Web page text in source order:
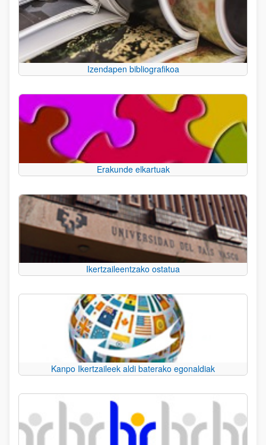
Izendapen bibliografikoa
Erakunde elkartuak
Ikertzaileentzako ostatua
Kanpo Ikertzaileek aldi baterako egonaldiak